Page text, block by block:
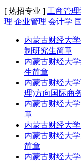
[ 热招专业 ] 工商管理
理 企业管理 会计学
内蒙古财经大
制研究生简章
内蒙古财经大
生简章
内蒙古财经大
理)方向国际商
内蒙古财经大
章
内蒙古财经大
内蒙古财经大
简章
内蒙古财经大